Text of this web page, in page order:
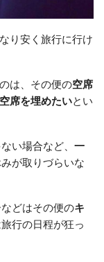
り安く旅行に行け
は、その便の空席
席を埋めたいとい
い場合など、 一
が取りづらいな
どはその便のキ
旅行の日程が狂っ